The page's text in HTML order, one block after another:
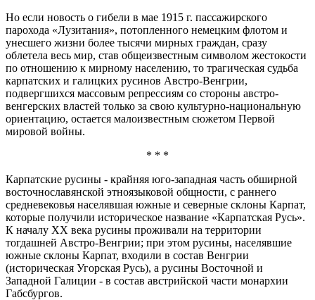
Но если новость о гибели в мае 1915 г. пассажирского
парохода «Лузитания», потопленного немецким флотом и
унесшего жизни более тысячи мирных граждан, сразу
облетела весь мир, став общеизвестным символом жестокости
по отношению к мирному населению, то трагическая судьба
карпатских и галицких русинов Австро-Венгрии,
подвергшихся массовым репрессиям со стороны австро-
венгерских властей только за свою культурно-национальную
ориентацию, остается малоизвестным сюжетом Первой
мировой войны.
* * *
Карпатские русины - крайняя юго-западная часть обширной
восточнославянской этноязыковой общности, с раннего
средневековья населявшая южные и северные склоны Карпат,
которые получили историческое название «Карпатская Русь».
К началу ХХ века русины проживали на территории
тогдашней Австро-Венгрии; при этом русины, населявшие
южные склоны Карпат, входили в состав Венгрии
(историческая Угорская Русь), а русины Восточной и
Западной Галиции - в состав австрийской части монархии
Габсбургов.